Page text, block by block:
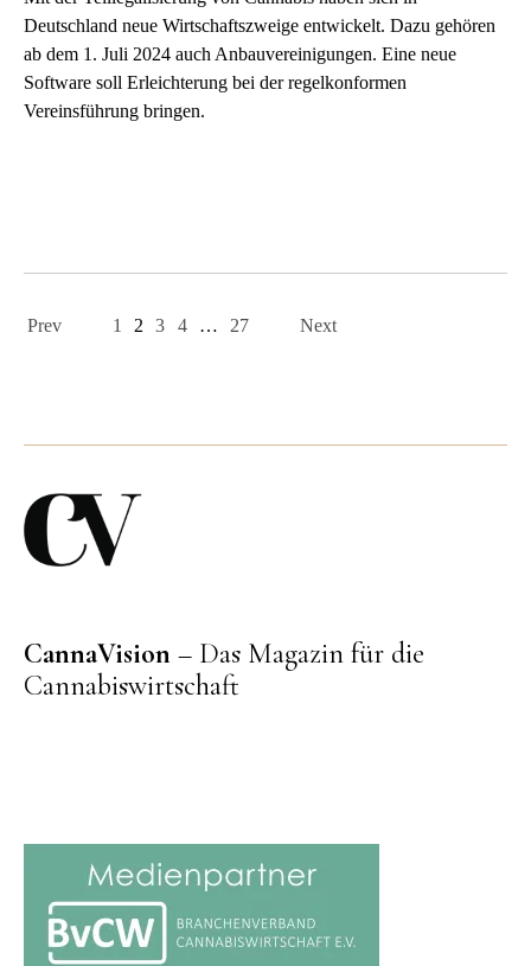
Deutschland neue Wirtschaftszweige entwickelt. Dazu gehören
ab dem 1. Juli 2024 auch Anbauvereinigungen. Eine neue
Software soll Erleichterung bei der regelkonformen
Vereinsführung bringen.
Prev 1 2 3 4 … 27 Next
CannaVision – Das Magazin für die
Cannabiswirtschaft